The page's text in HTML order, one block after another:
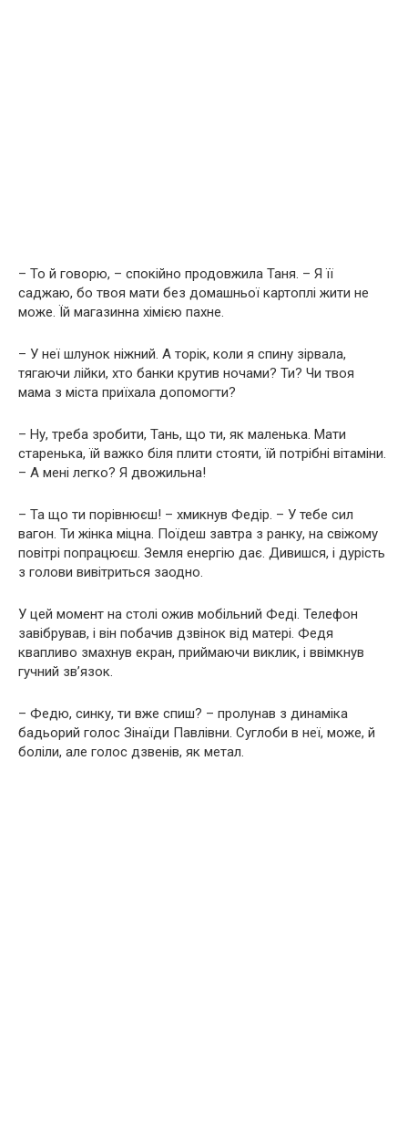
– То й говорю, – спокійно продовжила Таня. – Я її
саджаю, бо твоя мати без домашньої картоплі жити не
може. Їй магазинна хімією пахне.
– У неї шлунок ніжний. А торік, коли я спину зірвала,
тягаючи лійки, хто банки крутив ночами? Ти? Чи твоя
мама з міста приїхала допомогти?
– Ну, треба зробити, Тань, що ти, як маленька. Мати
старенька, їй важко біля плити стояти, їй потрібні вітаміни.
– А мені легко? Я двожильна!
– Та що ти порівнюєш! – хмикнув Федір. – У тебе сил
вагон. Ти жінка міцна. Поїдеш завтра з ранку, на свіжому
повітрі попрацюєш. Земля енергію дає. Дивишся, і дурість
з голови вивітриться заодно.
У цей момент на столі ожив мобільний Феді. Телефон
завібрував, і він побачив дзвінок від матері. Федя
квапливо змахнув екран, приймаючи виклик, і ввімкнув
гучний зв’язок.
– Федю, синку, ти вже спиш? – пролунав з динаміка
бадьорий голос Зінаїди Павлівни. Суглоби в неї, може, й
боліли, але голос дзвенів, як метал.